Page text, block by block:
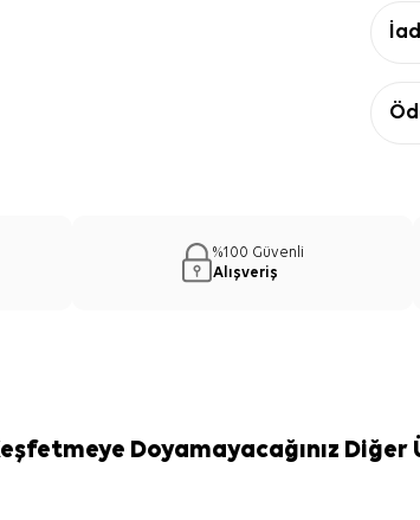
%100 Güvenli
Alışveriş
Doyamayacağınız Diğer